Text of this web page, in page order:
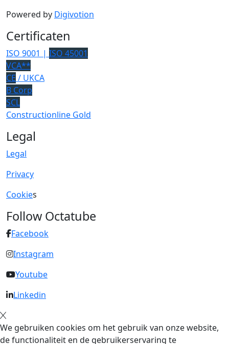
Powered by Digivotion
Certificaten
ISO 9001 | ISO 45001
VCA**
CE / UKCA
B Corp
SCL
Constructionline Gold
Legal
Legal
Privacy
Cookies
Follow Octatube
Facebook
Instagram
Youtube
Linkedin
We gebruiken cookies om het gebruik van onze website,
de functionaliteit en de gebruikerservaring te